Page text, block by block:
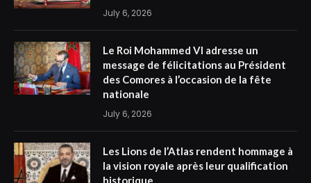
July 6, 2026
Le Roi Mohammed VI adresse un
message de félicitations au Président
des Comores à l’occasion de la fête
nationale
July 6, 2026
Les Lions de l’Atlas rendent hommage à
la vision royale après leur qualification
historique